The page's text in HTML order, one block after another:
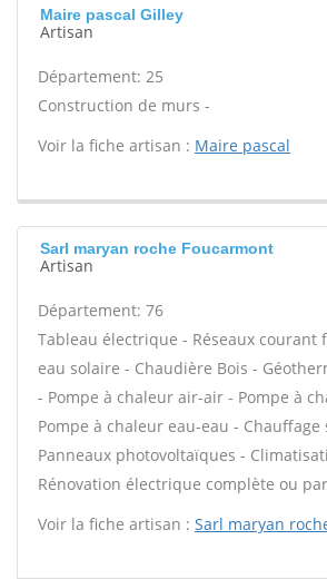
Maire pascal Gilley
Artisan
Département: 25
Construction de murs -
Voir la fiche artisan : Maire pascal
Sarl maryan roche Foucarmont
Artisan
Département: 76
Tableau électrique - Réseaux courant
eau solaire - Chaudière Bois -
- Pompe à chaleur air-air - Pompe à
Pompe à chaleur eau-eau - Chauffage
Panneaux photovoltaïques -
Rénovation électrique complète ou
Voir la fiche artisan : Sarl maryan